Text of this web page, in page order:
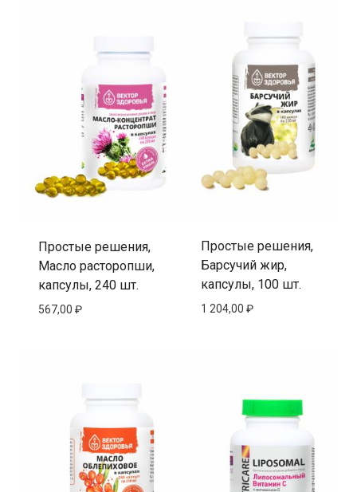
Простые решения,
Масло расторопши,
капсулы, 240 шт.
567,00 ₽
Простые решения,
Барсучий жир,
капсулы, 100 шт.
1 204,00 ₽